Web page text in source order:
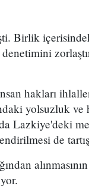
Birlik
hakları
yolsuzluk
Lazkiye'deki
de
alınmasının